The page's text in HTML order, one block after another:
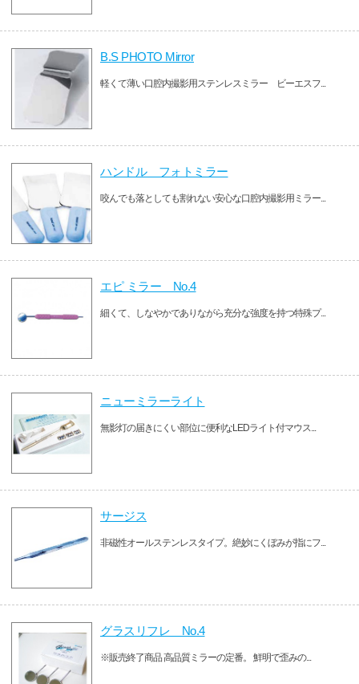
B.S PHOTO Mirror
軽くて薄い口腔内撮影用ステンレスミラー ビーエスフ...
ハンドル フォトミラー
咬んでも落としても割れない安心な口腔内撮影用ミラー...
エピ ミラー No.4
細くて、しなやかでありながら充分な強度を持つ特殊プ...
ニューミラーライト
無影灯の届きにくい部位に便利なLEDライト付マウス...
サージス
非磁性オールステンレスタイプ。絶妙にくぼみが指にフ...
グラスリフレ No.4
※販売終了商品 高品質ミラーの定番。 鮮明で歪みの...